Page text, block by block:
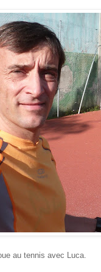
au tennis avec Luca.